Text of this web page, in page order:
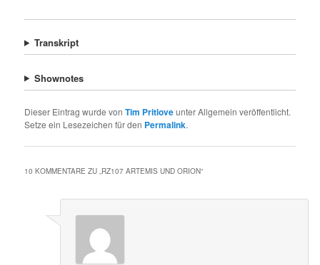
Transkript
Shownotes
Dieser Eintrag wurde vonTim Pritloveunter Allgemein veröffentlicht.
Setze ein Lesezeichen für den Permalink.
10 KOMMENTARE ZU „RZ107 ARTEMIS UND ORION“